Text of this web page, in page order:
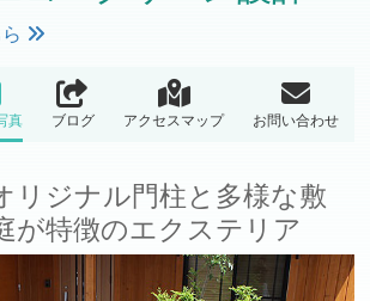
真 ブログ アクセスマップ お問い合わせ
リジナル門柱と多様な敷
が特徴のエクステリア